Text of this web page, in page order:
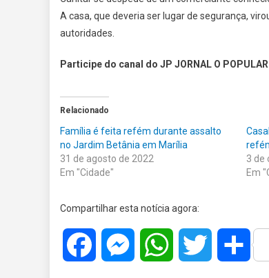
A casa, que deveria ser lugar de segurança,
autoridades.
Participe do canal do JP JORNAL O
Relacionado
Família é feita refém durante assalto
no Jardim Betânia em Marília
31 de agosto de 2022
Em "Cidade"
3 de
Em
Compartilhar esta notícia agora:
Facebook MessengerWhatsAppTwitter